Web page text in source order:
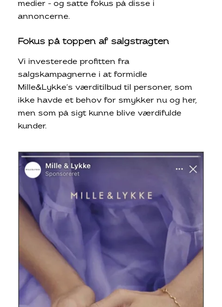
medier – og satte fokus på disse i
annoncerne.
Fokus på toppen af salgstragten
Vi investerede profitten fra
salgskampagnerne i at formidle
Mille&Lykke’s værditilbud til personer, som
ikke havde et behov for smykker nu og her,
men som på sigt kunne blive værdifulde
kunder.